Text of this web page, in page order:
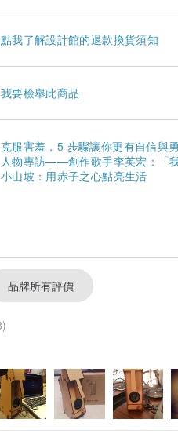
BSMI 標準檢驗、中國新形式專
總共募得達標 500% 的金額
工藝設計類組《第一名》與《最
＝＝＝＝＝＝
點我了解設計館的退款換貨須知
我要檢舉此商品
克服害羞，5 步驟讓你更有自信與
人物專訪——創作歌手李英宏：「
小山坡：用赤子之心點亮生活
品牌所有評價